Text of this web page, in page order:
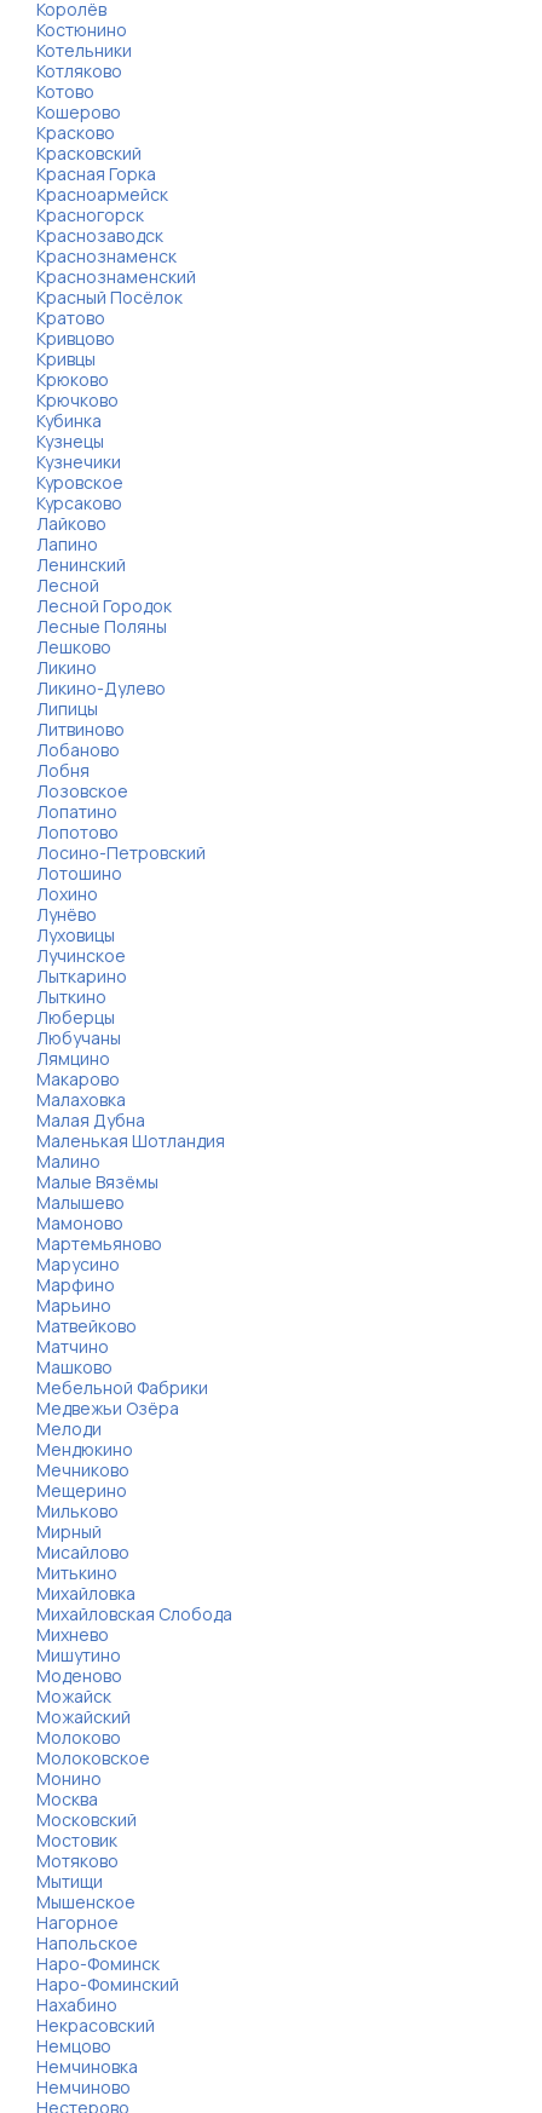
Королёв
Костюнино
Котельники
Котляково
Котово
Кошерово
Красково
Красковский
Красная Горка
Красноармейск
Красногорск
Краснозаводск
Краснознаменск
Краснознаменский
Красный Посёлок
Кратово
Кривцово
Кривцы
Крюково
Крючково
Кубинка
Кузнецы
Кузнечики
Куровское
Курсаково
Лайково
Лапино
Ленинский
Лесной
Лесной Городок
Лесные Поляны
Лешково
Ликино
Ликино-Дулево
Липицы
Литвиново
Лобаново
Лобня
Лозовское
Лопатино
Лопотово
Лосино-Петровский
Лотошино
Лохино
Лунёво
Луховицы
Лучинское
Лыткарино
Лыткино
Люберцы
Любучаны
Лямцино
Макарово
Малаховка
Малая Дубна
Маленькая Шотландия
Малино
Малые Вязёмы
Малышево
Мамоново
Мартемьяново
Марусино
Марфино
Марьино
Матвейково
Матчино
Машково
Мебельной Фабрики
Медвежьи Озёра
Мелоди
Мендюкино
Мечниково
Мещерино
Мильково
Мирный
Мисайлово
Митькино
Михайловка
Михайловская Слобода
Михнево
Мишутино
Моденово
Можайск
Можайский
Молоково
Молоковское
Монино
Москва
Московский
Мостовик
Мотяково
Мытищи
Мышенское
Нагорное
Напольское
Наро-Фоминск
Наро-Фоминский
Нахабино
Некрасовский
Немцово
Немчиновка
Немчиново
Нестерово